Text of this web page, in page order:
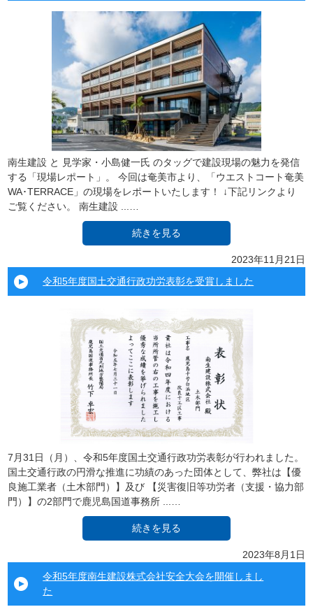
南生建設 と 見学家・小島健一氏 のタッグで建設現場の魅力を発信
する「現場レポート」。 今回は奄美市より、「ウエストコート奄美
WA･TERRACE」の現場をレポートいたします！ ↓下記リンクより
ご覧ください。 南生建設 ...…
続きを見る
2023年11月21日
令和5年度国土交通行政功労表彰を受賞しました
7月31日（月）、令和5年度国土交通行政功労表彰が行われました。
国土交通行政の円滑な推進に功績のあった団体として、弊社は【優
良施工業者（土木部門）】及び 【災害復旧等功労者（支援・協力部
門）】の2部門で鹿児島国道事務所 ...…
続きを見る
2023年8月1日
令和5年度南生建設株式会社安全大会を開催しまし
た